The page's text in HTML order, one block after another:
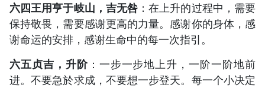
六四王用亨于岐山，吉无咎 ：在上升的过程中，需要
保持敬畏，需要感谢更高的力量。感谢你的身体，感
谢命运的安排，感谢生命中的每一次指引。
六五贞吉，升阶 ：一步一步地上升，一阶一阶地前
进。不要急於求成，不要想一步登天。每一个小决定